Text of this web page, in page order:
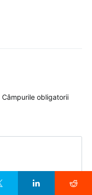
Câmpurile obligatorii